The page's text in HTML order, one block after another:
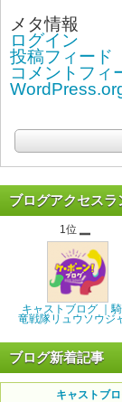
メタ情報
ログイン
投稿フィード
コメントフィ
ブログアクセスラ
1位
キャストブログ ｜
竜戦隊リュウソウジ
ブログ新着記事
キャストブ